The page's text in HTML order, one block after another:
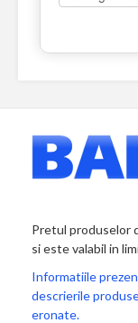
Pretul produselor
si este valabil in
Informatiile
descrierile
eronate.